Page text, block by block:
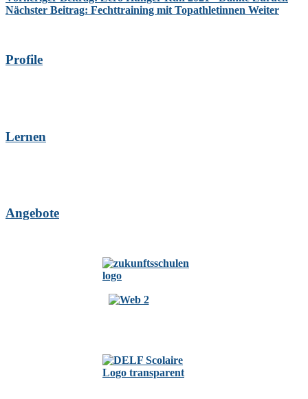
Nächster Beitrag: Fechttraining mit Topathletinnen Weiter
Profile
Lernen
Angebote